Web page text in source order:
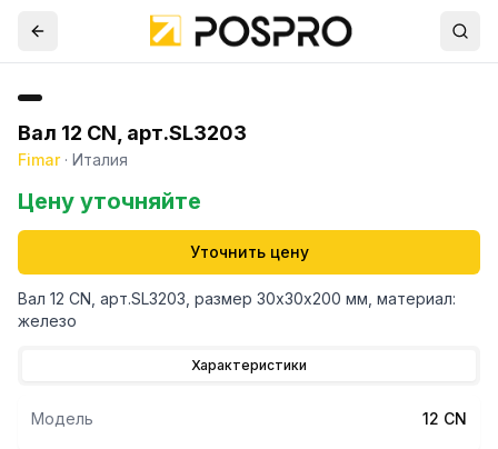
Вал 12 CN, арт.SL3203
Fimar· Италия
Цену уточняйте
Уточнить цену
Вал 12 CN, арт.SL3203, размер 30х30х200 мм, материал:
железо
Характеристики
Модель 12 CN